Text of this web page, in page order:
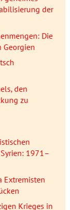
der
Die
Georgien
den
zu
1971–
Extremisten
Krieges in